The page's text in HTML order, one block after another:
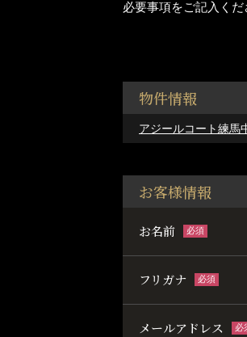
必要事項をご記入くだ
物件情報
アジールコート練馬
お客様情報
お名前 必須
フリガナ 必須
メールアドレス 必